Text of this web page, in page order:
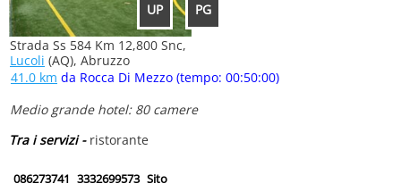
UP PG
Strada Ss 584 Km 12,800 Snc,
Lucoli (AQ), Abruzzo
41.0 km da Rocca Di Mezzo (tempo: 00:50:00)
Medio grande hotel: 80 camere
Tra i servizi - ristorante
086273741 3332699573 Sito